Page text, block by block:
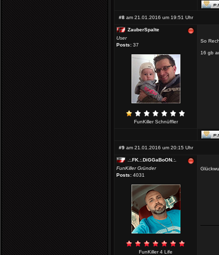
#8 am 21.01.2016 um 19:51 Uhr
ZauberSpalte
User
Posts: 37
FunKiller Schnüffler
So
16 gb
#9 am 21.01.2016 um 20:15 Uhr
.:.FK.:.DiGGaBoON.:.
FunKiller Gründer
Posts: 4031
FunKiller 4 Life